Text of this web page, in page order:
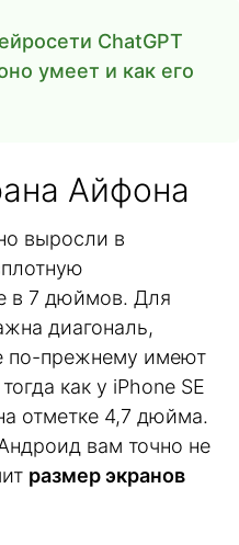
ChatGPT
умеет и как его
Айфона
выросли в
в 7 дюймов. Для
диагональ,
по-прежнему имеют
как у iPhone SE
отметке 4,7 дюйма.
вам точно не
размер экранов